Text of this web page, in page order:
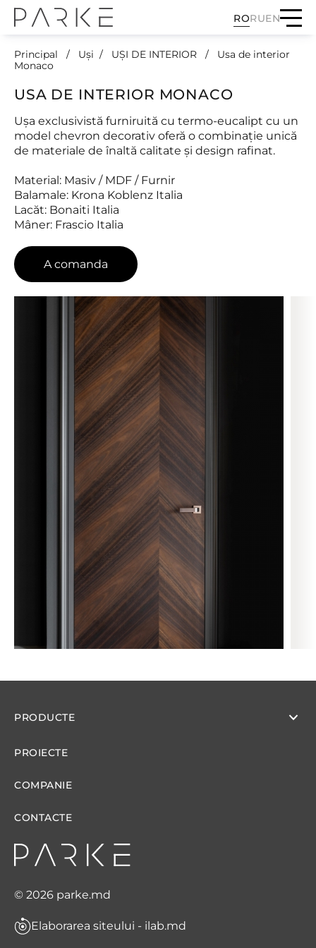
RORUEN
Principal Uși UȘI DE INTERIOR
Usa de interior
Monaco
USA DE INTERIOR MONACO
Ușa exclusivistă furniruită cu termo-eucalipt cu un
model chevron decorativ oferă o combinație unică
de materiale de înaltă calitate și design rafinat.
Material: Masiv / MDF / Furnir
Balamale: Krona Koblenz Italia
Lacăt: Bonaiti Italia
Mâner: Frascio Italia
A comanda
© 2026 parke.md
Elaborarea siteului - ilab.md
PRODUCTE
PROIECTE
COMPANIE
CONTACTE